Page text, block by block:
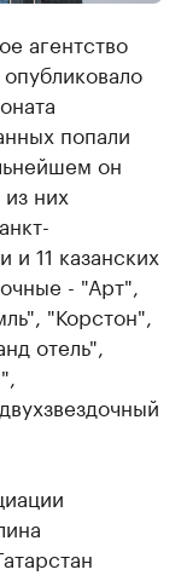
агентство
попали
он
них
11 казанских
- "Арт",
"Корстон",
отель",